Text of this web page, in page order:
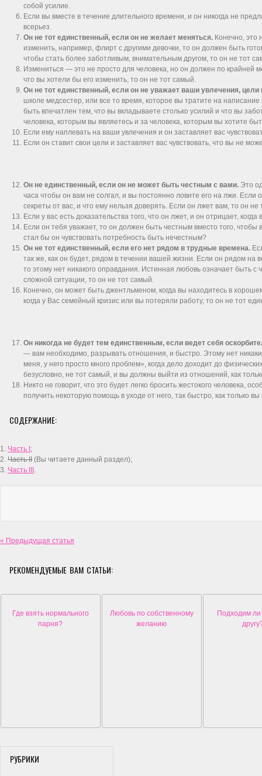
собой усилие.
Если вы вместе в течение длительного времени, и он никогда не
всерьез.
Он не тот единственный, если он не желает меняться. Конечно, это
изменить, например, флирт с другими девочки, то он должен быть
чтобы стать более заботливым, внимательным другом, то он не тот
Измениться — это не просто для человека, но он должен по крайней
что вы хотели бы его изменить, то он не тот самый.
Он не тот единственный, если он не уважает ваши увлечения, цели
школе медсестер, или все то время, которое вы тратите на
быть впечатлен тем, что вы вкладываете столько усилий и что вы
человека, которым вы являетесь и за человека, которым вы хотите
Если ему наплевать на ваши увлечения и он заставляет вас
Если он ставит свои цели и заставляет вас чувствовать, что вы не
Он не единственный, если он не может быть честным с вами. Это
часа чтобы он вам не солгал, и вы постоянно ловите его на лжи. Если
секреты от вас, и что ему нельзя доверять. Если он лжет вам, то он не
Если у вас есть доказательства того, что он лжет, и он отрицает,
Если он тебя уважает, то он должен быть честным вместо того,
стал бы он чувствовать потребность быть нечестным?
Он не тот единственный, если его нет рядом в трудные времена.
так же, как он будет, рядом в течении вашей жизни. Если он рядом на
то этому нет никакого оправдания. Истинная любовь означает быть
сложной ситуации, то он не тот самый.
Конечно, он может быть джентльменом, когда вы находитесь в
когда у Вас семейный кризис или вы потеряли работу, то он не тот
Он никогда не будет тем единственным, если ведет себя
— вам необходимо, разрывать отношения, и быстро. Этому нет
меня, у него просто много проблем», когда дело доходит до
безусловно, не тот самый, и вы должны выйти из отношений, как
Никто не говорит, что это будет легко бросить жестокого человека,
получить некоторую помощь в уходе от него, так быстро, как только
СОДЕРЖАНИЕ:
1. Часть I ;
2. Часть II (Вы читаете данный раздел);
3. Часть III .
« Предыдущая статья
РЕКОМЕНДУЕМЫЕ ВАМ СТАТЬИ:
Где взять нормального
парня?
Любовь по собственному
желанию
Подходим
РУБРИКИ